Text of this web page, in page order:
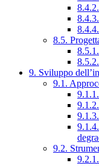
8.5.
9. Sviluppo
9.1.
9.2.